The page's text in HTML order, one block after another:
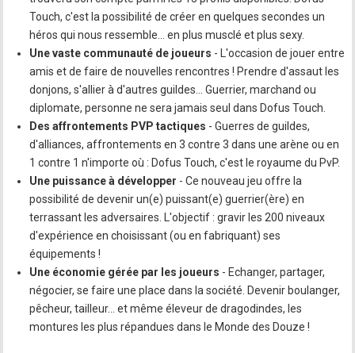
Touch, c'est la possibilité de créer en quelques secondes un
héros qui nous ressemble… en plus musclé et plus sexy.
Une vaste communauté de joueurs - L'occasion de jouer entre
amis et de faire de nouvelles rencontres ! Prendre d'assaut les
donjons, s'allier à d'autres guildes… Guerrier, marchand ou
diplomate, personne ne sera jamais seul dans Dofus Touch.
Des affrontements PVP tactiques - Guerres de guildes,
d'alliances, affrontements en 3 contre 3 dans une arène ou en
1 contre 1 n'importe où : Dofus Touch, c'est le royaume du PvP.
Une puissance à développer - Ce nouveau jeu offre la
possibilité de devenir un(e) puissant(e) guerrier(ère) en
terrassant les adversaires. L'objectif : gravir les 200 niveaux
d'expérience en choisissant (ou en fabriquant) ses
équipements !
Une économie gérée par les joueurs - Echanger, partager,
négocier, se faire une place dans la société. Devenir boulanger,
pêcheur, tailleur… et même éleveur de dragodindes, les
montures les plus répandues dans le Monde des Douze !